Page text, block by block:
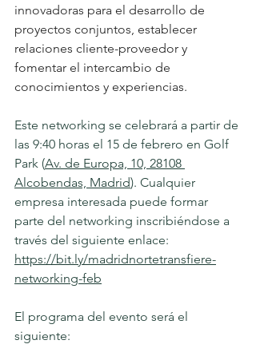
innovadoras para el desarrollo de
proyectos conjuntos, establecer
relaciones cliente-proveedor y
fomentar el intercambio de
conocimientos y experiencias.
Este networking se celebrará a partir de
las 9:40 horas el 15 de febrero en Golf
Park (Av. de Europa, 10, 28108
Alcobendas, Madrid). Cualquier
empresa interesada puede formar
parte del networking inscribiéndose a
través del siguiente enlace:
https://bit.ly/madridnortetransfiere-
networking-feb
El programa del evento será el
siguiente: